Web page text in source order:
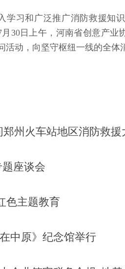
学习和广泛推广消防救援知
月30日上午，河南省创意产业
活动，向坚守枢纽一线的全体
州火车站地区消防救援
座谈会
色主题教育
中原》纪念馆举行